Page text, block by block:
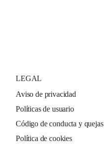
LEGAL
Aviso de privacidad
Políticas de usuario
Código de conducta y quejas
Política de cookies